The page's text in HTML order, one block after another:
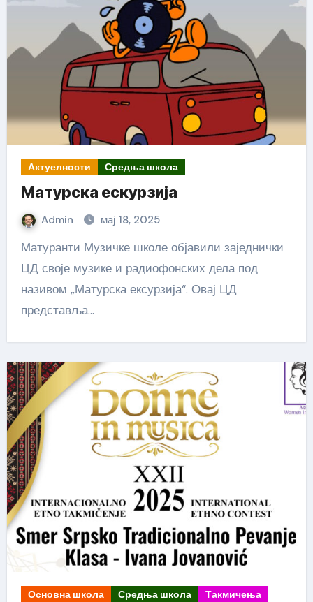
Актуелности Средња школа
Матурска ескурзија
Admin мај 18, 2025
Матуранти Музичке школе објавили заједнички
ЦД своје музике и радиофонских дела под
називом „Матурска ексурзија“. Овај ЦД
представља…
Основна школа Средња школа Такмичења